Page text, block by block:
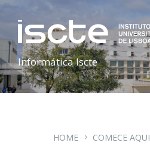
Informática Iscte
HOME COMECE AQUI